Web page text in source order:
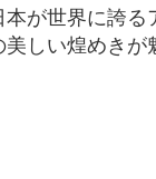
本が世界に誇る
美しい煌めきが